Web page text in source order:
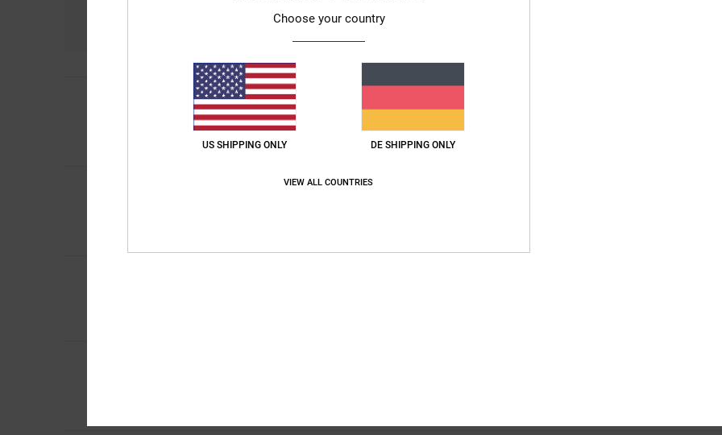
Emilie12. Mai 2026
gut
Original anzeigen - Français
Komfort
Preis-Leistungs-Verhältnis: 5
Dawn9. Mai 2026
Choose your country
US SHIPPING ONLY DE SHIPPING ONLY
VIEW ALL COUNTRIES